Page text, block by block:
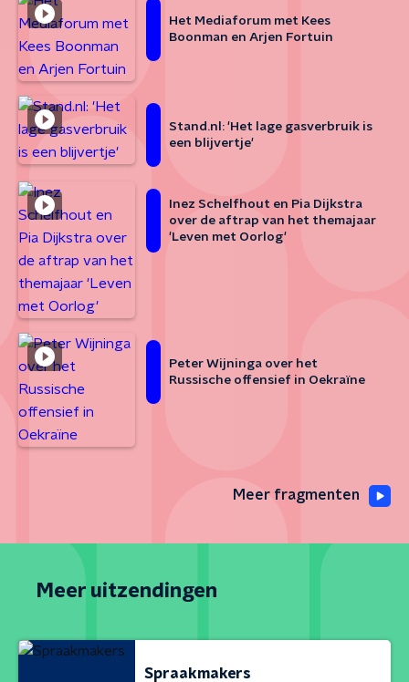
Het Mediaforum met Kees
Boonman en Arjen Fortuin
Stand.nl: 'Het lage gasverbruik is
een blijvertje'
Inez Schelfhout en Pia Dijkstra
over de aftrap van het themajaar
'Leven met Oorlog'
Peter Wijninga over het
Russische offensief in Oekraïne
Meer fragmenten
Meer uitzendingen
Spraakmakers